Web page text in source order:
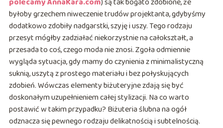
byłoby grzechem niweczenie trudów projektanta, gdybyśmy
dodatkowo zdobiły nadgarstki, szyję i uszy. Tego rodzaju
przesyt mógłby zadziałać niekorzystnie na całokształt, a
przesada to coś, czego moda nie znosi. Zgoła odmiennie
wygląda sytuacja, gdy mamy do czynienia z minimalistyczną
suknią, uszytą z prostego materiału i bez połyskujących
zdobień. Wówczas elementy biżuteryjne zdają się być
doskonałym uzupełnieniem całej stylizacji. Na co warto
postawić w takim przypadku? Biżuteria ślubna na ogół
odznacza się pewnego rodzaju delikatnością i subtelnością.